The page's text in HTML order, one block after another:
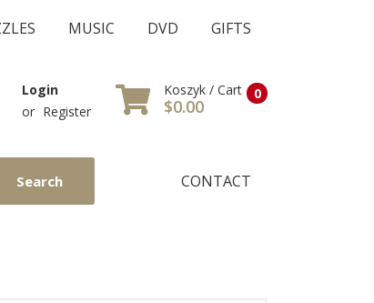
MUSIC DVD GIFTS
Login
or Register
0
Koszyk / Cart
$0.00
Search CONTACT